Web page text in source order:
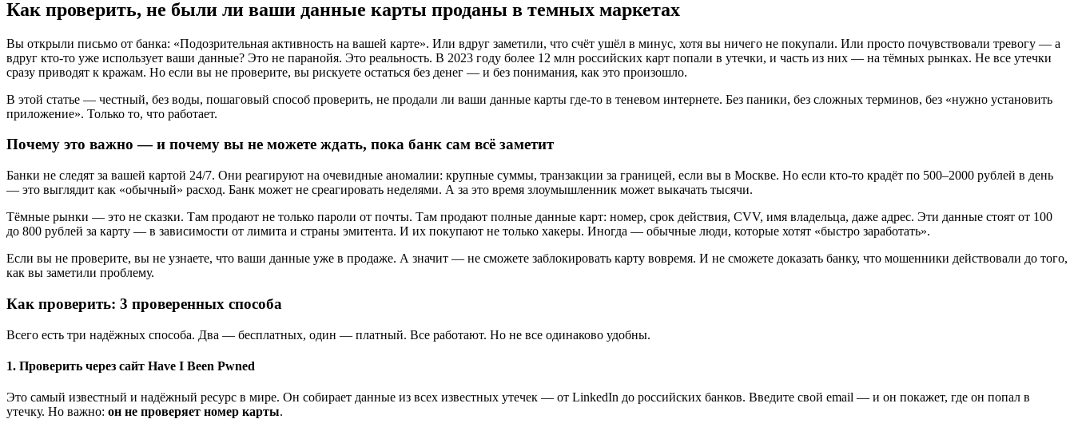
Как проверить, не были ли ваши данные карты проданы в темных маркетах
Вы открыли письмо от банка: «Подозрительная активность на вашей карте». Или вдруг заметили, что счёт ушёл в минус, хотя вы ничего не покупали. Или просто почувствовали тревогу — а
вдруг кто-то уже использует ваши данные? Это не паранойя. Это реальность. В 2023 году более 12 млн российских карт попали в утечки, и часть из них — на тёмных рынках. Не все утечки
сразу приводят к кражам. Но если вы не проверите, вы рискуете остаться без денег — и без понимания, как это произошло.
В этой статье — честный, без воды, пошаговый способ проверить, не продали ли ваши данные карты где-то в теневом интернете. Без паники, без сложных терминов, без «нужно установить
приложение». Только то, что работает.
Почему это важно — и почему вы не можете ждать, пока банк сам всё заметит
Банки не следят за вашей картой 24/7. Они реагируют на очевидные аномалии: крупные суммы, транзакции за границей, если вы в Москве. Но если кто-то крадёт по 500–2000 рублей в день
— это выглядит как «обычный» расход. Банк может не среагировать неделями. А за это время злоумышленник может выкачать тысячи.
Тёмные рынки — это не сказки. Там продают не только пароли от почты. Там продают полные данные карт: номер, срок действия, CVV, имя владельца, даже адрес. Эти данные стоят от 100
до 800 рублей за карту — в зависимости от лимита и страны эмитента. И их покупают не только хакеры. Иногда — обычные люди, которые хотят «быстро заработать».
Если вы не проверите, вы не узнаете, что ваши данные уже в продаже. А значит — не сможете заблокировать карту вовремя. И не сможете доказать банку, что мошенники действовали до того,
как вы заметили проблему.
Как проверить: 3 проверенных способа
Всего есть три надёжных способа. Два — бесплатных, один — платный. Все работают. Но не все одинаково удобны.
1. Проверить через сайт Have I Been Pwned
Это самый известный и надёжный ресурс в мире. Он собирает данные из всех известных утечек — от LinkedIn до российских банков. Введите свой email — и он покажет, где он попал в
утечку. Но важно: он не проверяет номер карты.